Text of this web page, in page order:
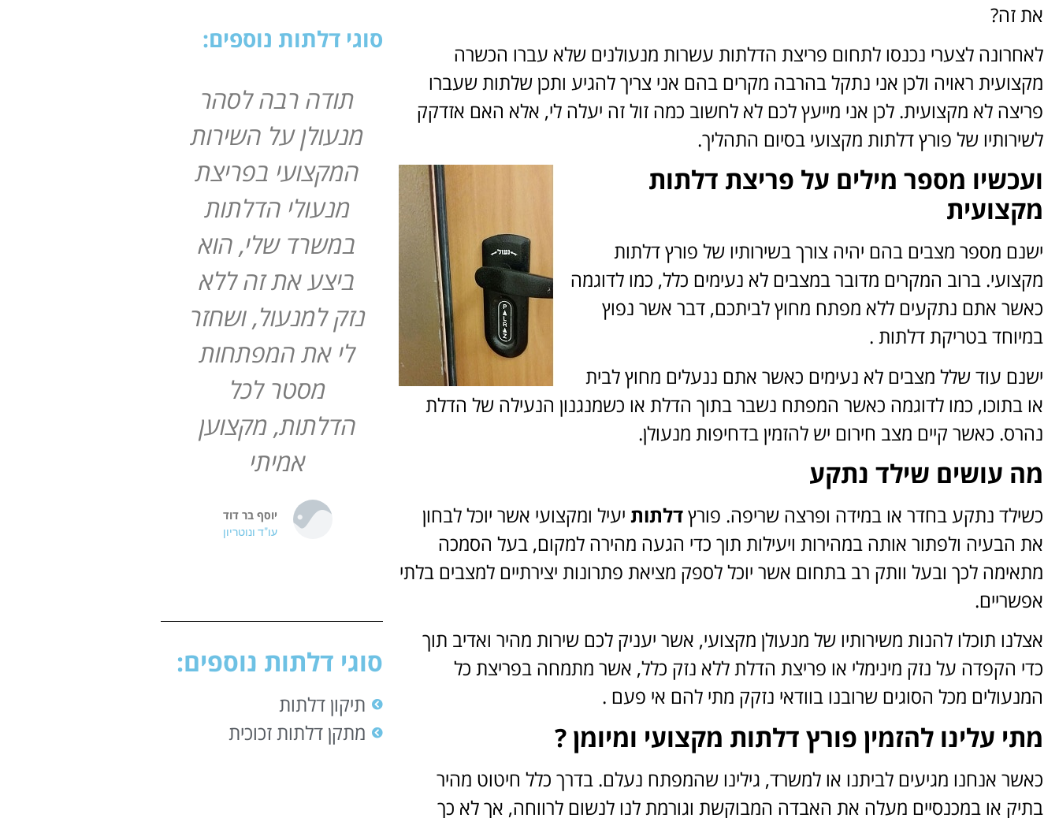
את זה?
לאחרונה לצערי נכנסו לתחום פריצת הדלתות עשרות מנעולנים שלא עברו הכשרה
מקצועית ראויה ולכן אני נתקל בהרבה מקרים בהם אני צריך להגיע ותכן שלתות שעברו
פריצה לא מקצועית. לכן אני מייעץ לכם לא לחשוב כמה זול זה יעלה לי, אלא האם אזדקק
לשירותיו של פורץ דלתות מקצועי בסיום התהליך.
ועכשיו מספר מילים על פריצת דלתות
מקצועית
ישנם מספר מצבים בהם יהיה צורך בשירותיו של פורץ דלתות
מקצועי. ברוב המקרים מדובר במצבים לא נעימים כלל, כמו לדוגמה
כאשר אתם נתקעים ללא מפתח מחוץ לביתכם, דבר אשר נפוץ
במיוחד בטריקת דלתות .
ישנם עוד שלל מצבים לא נעימים כאשר אתם ננעלים מחוץ לבית
או בתוכו, כמו לדוגמה כאשר המפתח נשבר בתוך הדלת או כשמנגנון הנעילה של הדלת
נהרס. כאשר קיים מצב חירום יש להזמין בדחיפות מנעולן.
מה עושים שילד נתקע
כשילד נתקע בחדר או במידה ופרצה שריפה. פורץדלתות יעיל ומקצועי אשר יוכל לבחון
את הבעיה ולפתור אותה במהירות ויעילות תוך כדי הגעה מהירה למקום, בעל הסמכה
מתאימה לכך ובעל וותק רב בתחום אשר יוכל לספק מציאת פתרונות יצירתיים למצבים בלתי
אפשריים.
אצלנו תוכלו להנות משירותיו של מנעולן מקצועי, אשר יעניק לכם שירות מהיר ואדיב תוך
כדי הקפדה על נזק מינימלי או פריצת הדלת ללא נזק כלל, אשר מתמחה בפריצת כל
המנעולים מכל הסוגים שרובנו בוודאי נזקק מתי להם אי פעם .
מתי עלינו להזמין פורץ דלתות מקצועי ומיומן ?
כאשר אנחנו מגיעים לביתנו או למשרד, גילינו שהמפתח נעלם. בדרך כלל חיטוט מהיר
בתיק או במכנסיים מעלה את האבדה המבוקשת וגורמת לנו לנשום לרווחה, אך לא כך
סוגי דלתות נוספים:
תודה רבה לסהר
מנעולן על השירות
המקצועי בפריצת
מנעולי הדלתות
במשרד שלי, הוא
ביצע את זה ללא
נזק למנעול, ושחזר
לי את המפתחות
מסטר לכל
הדלתות, מקצוען
אמיתי
יוסף בר דוד
עו"ד ונוטריון
סוגי דלתות נוספים:
תיקון דלתות
מתקן דלתות זכוכית